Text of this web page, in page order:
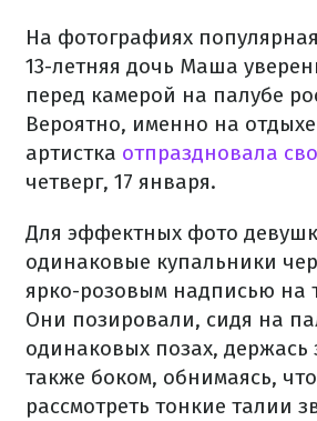
На фотографиях
13-летняя дочь Маша
перед камерой на палубе
Вероятно, именно на
артистка отпраздновала
четверг, 17 января.
Для эффектных фото
одинаковые купальники
ярко-розовым надписью на
Они позировали, сидя на
одинаковых позах, держась
также боком, обнимаясь,
рассмотреть тонкие талии